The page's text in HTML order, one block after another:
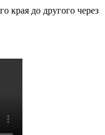
края до другого через